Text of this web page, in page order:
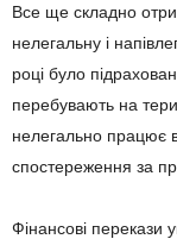
Все ще складно
нелегальну і
році було
перебувають на
нелегально працює
спостереження за
Фінансові перекази